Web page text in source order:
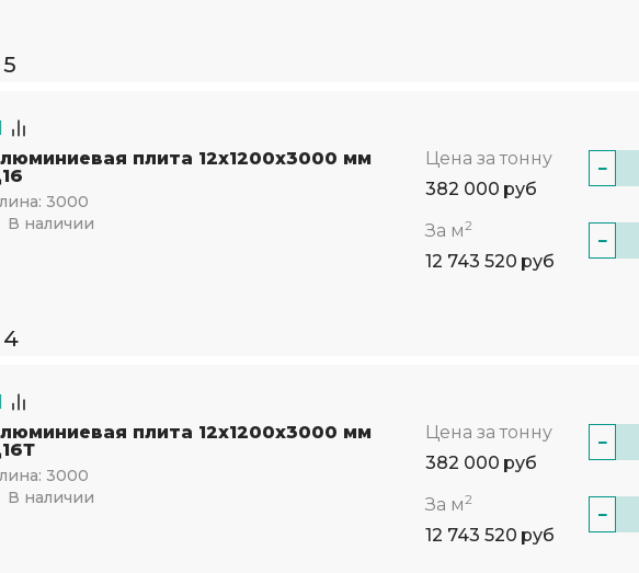
5
плита 12x1200x3000 мм
3000
В наличии
Цена за тонну
382 000 руб
−
За м2
12 743 520 руб
−
4
плита 12x1200x3000 мм
3000
В наличии
Цена за тонну
382 000 руб
−
За м2
12 743 520 руб
−